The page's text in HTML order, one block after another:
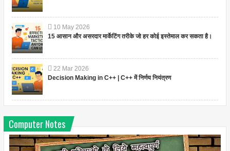
10 May 2026
15 आसान और असरदार मार्केटिंग तरीके जो हर कोई इस्तेमाल कर सकता है।
22 Mar 2026
Decision Making in C++ | C++ में निर्णय नियंत्रण
Computer Notes